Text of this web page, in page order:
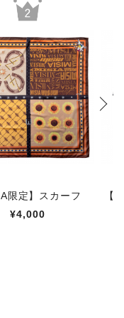
限定】スカーフ
¥4,000
【